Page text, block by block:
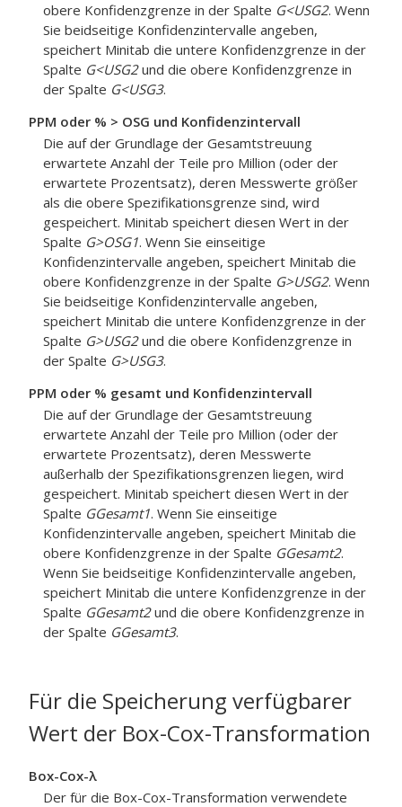
obere Konfidenzgrenze in der Spalte G<USG2. Wenn
Sie beidseitige Konfidenzintervalle angeben,
speichert Minitab die untere Konfidenzgrenze in der
Spalte G<USG2und die obere Konfidenzgrenze in
der Spalte G<USG3.
PPM oder % > OSG und Konfidenzintervall
Die auf der Grundlage der Gesamtstreuung
erwartete Anzahl der Teile pro Million (oder der
erwartete Prozentsatz), deren Messwerte größer
als die obere Spezifikationsgrenze sind, wird
gespeichert. Minitab speichert diesen Wert in der
Spalte G>OSG1. Wenn Sie einseitige
Konfidenzintervalle angeben, speichert Minitab die
obere Konfidenzgrenze in der Spalte G>USG2. Wenn
Sie beidseitige Konfidenzintervalle angeben,
speichert Minitab die untere Konfidenzgrenze in der
Spalte G>USG2und die obere Konfidenzgrenze in
der Spalte G>USG3.
PPM oder % gesamt und Konfidenzintervall
Die auf der Grundlage der Gesamtstreuung
erwartete Anzahl der Teile pro Million (oder der
erwartete Prozentsatz), deren Messwerte
außerhalb der Spezifikationsgrenzen liegen, wird
gespeichert. Minitab speichert diesen Wert in der
Spalte GGesamt1. Wenn Sie einseitige
Konfidenzintervalle angeben, speichert Minitab die
obere Konfidenzgrenze in der Spalte GGesamt2.
Wenn Sie beidseitige Konfidenzintervalle angeben,
speichert Minitab die untere Konfidenzgrenze in der
Spalte GGesamt2und die obere Konfidenzgrenze in
der Spalte GGesamt3.
Für die Speicherung verfügbarer
Wert der Box-Cox-Transformation
Box-Cox-λ
Der für die Box-Cox-Transformation verwendete